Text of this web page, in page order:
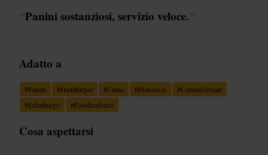
“Panini sostanziosi, servizio veloce.”
Adatto a
#Panini #Hamburger #Carne #Pranzovel #Cenainformale
#Edimburgo #Foodieurbano
Cosa aspettarsi